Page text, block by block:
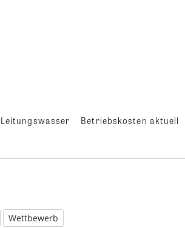
Betriebskosten aktuell
Wettbewerb